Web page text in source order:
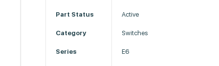
Part Status Active
Category Switches
Series E6